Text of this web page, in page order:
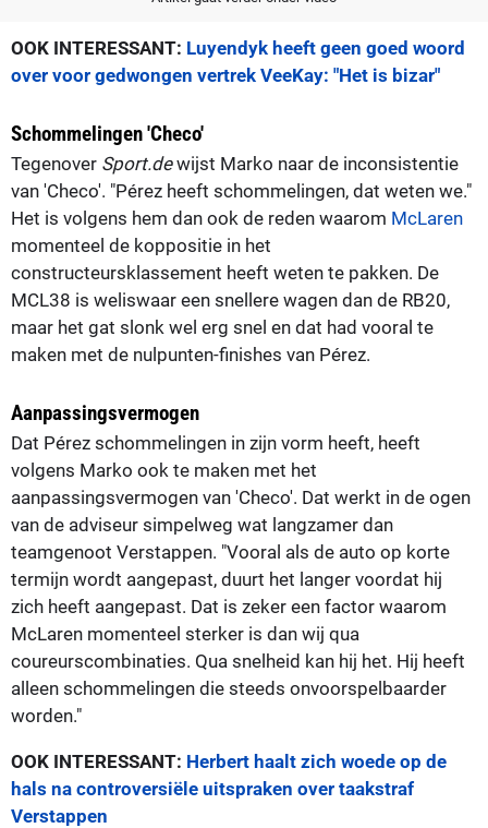
OOK INTERESSANT: Luyendyk heeft geen goed woord
over voor gedwongen vertrek VeeKay: "Het is bizar"
Schommelingen 'Checo'
Tegenover Sport.dewijst Marko naar de inconsistentie
van 'Checo'. "Pérez heeft schommelingen, dat weten we."
Het is volgens hem dan ook de reden waarom McLaren
momenteel de koppositie in het
constructeursklassement heeft weten te pakken. De
MCL38 is weliswaar een snellere wagen dan de RB20,
maar het gat slonk wel erg snel en dat had vooral te
maken met de nulpunten-finishes van Pérez.
Aanpassingsvermogen
Dat Pérez schommelingen in zijn vorm heeft, heeft
volgens Marko ook te maken met het
aanpassingsvermogen van 'Checo'. Dat werkt in de ogen
van de adviseur simpelweg wat langzamer dan
teamgenoot Verstappen. "Vooral als de auto op korte
termijn wordt aangepast, duurt het langer voordat hij
zich heeft aangepast. Dat is zeker een factor waarom
McLaren momenteel sterker is dan wij qua
coureurscombinaties. Qua snelheid kan hij het. Hij heeft
alleen schommelingen die steeds onvoorspelbaarder
worden."
OOK INTERESSANT: Herbert haalt zich woede op de
hals na controversiële uitspraken over taakstraf
Verstappen